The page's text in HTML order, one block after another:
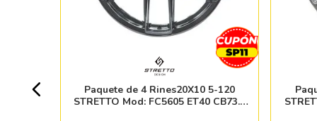
Paquete de 4 Rines20X10 5-120
STRETTO Mod: FC5605 ET40 CB73.1